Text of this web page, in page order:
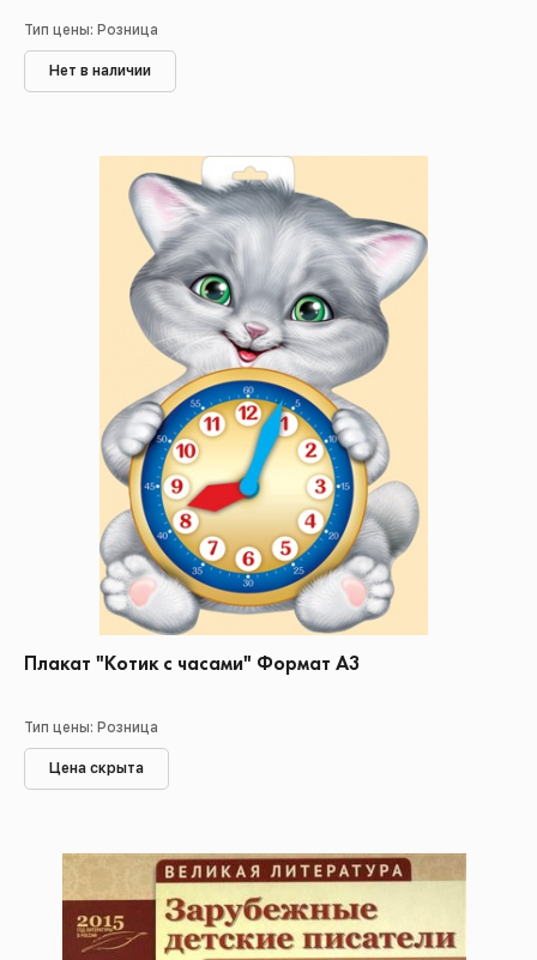
Тип цены: Розница
Нет в наличии
Плакат "Котик с часами" Формат А3
Тип цены: Розница
Цена скрыта